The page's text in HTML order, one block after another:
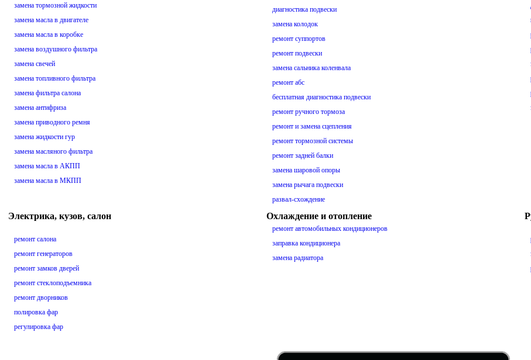
замена тормозной жидкости
замена масла в двигателе
замена масла в коробке
замена воздушного фильтра
замена свечей
замена топливного фильтра
замена фильтра салона
замена антифриза
замена приводного ремня
замена жидкости гур
замена масляного фильтра
замена масла в АКПП
замена масла в МКПП
диагностика подвески
замена колодок
ремонт суппортов
ремонт подвески
замена сальника коленвала
ремонт абс
бесплатная диагностика подвески
ремонт ручного тормоза
ремонт и замена сцепления
ремонт тормозной системы
ремонт задней балки
замена шаровой опоры
замена рычага подвески
развал-схождение
Электрика, кузов, салон
ремонт салона
ремонт генераторов
ремонт замков дверей
ремонт стеклоподъемника
ремонт дворников
полировка фар
регулировка фар
Охлаждение и отопление
ремонт автомобильных кондиционеров
заправка кондиционера
замена радиатора